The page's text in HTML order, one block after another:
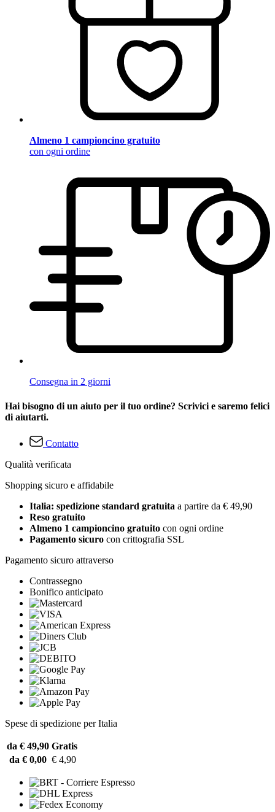
Almeno 1 campioncino gratuito
con ogni ordine
Consegna in 2 giorni
Hai bisogno di un aiuto per il tuo ordine? Scrivici e saremo felici
di aiutarti.
Contatto
Qualità verificata
Shopping sicuro e affidabile
Italia: spedizione standard gratuita a partire da € 49,90
Reso gratuito
Almeno 1 campioncino gratuito con ogni ordine
Pagamento sicuro con crittografia SSL
Pagamento sicuro attraverso
Contrassegno
Bonifico anticipato
Spese di spedizione per Italia
da € 49,90 Gratis
da € 0,00 € 4,90